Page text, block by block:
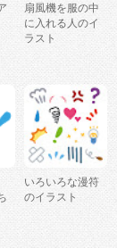
扇風機を服の中
に入れる人のイ
ラスト
いろいろな漫符
のイラスト